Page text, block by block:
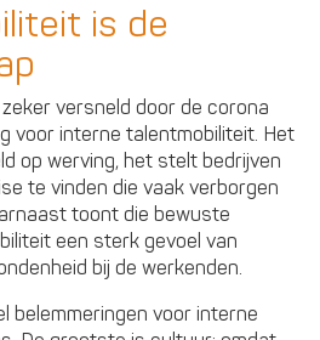
is de
versneld door de corona
voor interne talentmobiliteit. Het
op werving, het stelt bedrijven
te vinden die vaak verborgen
toont die bewuste
een sterk gevoel van
bij de werkenden.
belemmeringen voor interne